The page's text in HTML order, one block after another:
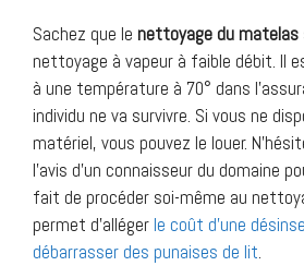
Sachez que le nettoyage du matelas
nettoyage à vapeur à faible débit. Il
à une température à 70° dans
individu ne va survivre. Si vous ne
matériel, vous pouvez le louer.
l’avis d’un connaisseur du domaine
fait de procéder soi-même au
permet d’alléger le coût d’une
débarrasser des punaises de lit.